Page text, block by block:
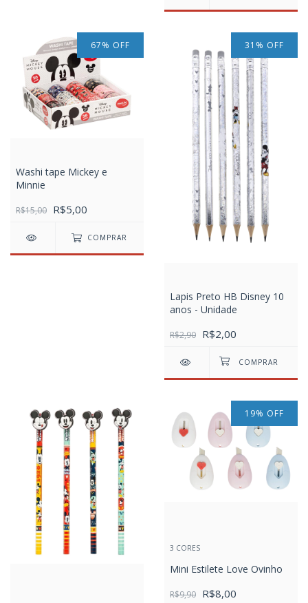
67% OFF
Washi tape Mickey e
Minnie
R$15,00 R$5,00
COMPRAR
31 % OFF
Lapis Preto HB Disney 10
anos - Unidade
R$2,90 R$2,00
19% OFF
3 CORES
Mini Estilete Love Ovinho
R$9,90 R$8,00